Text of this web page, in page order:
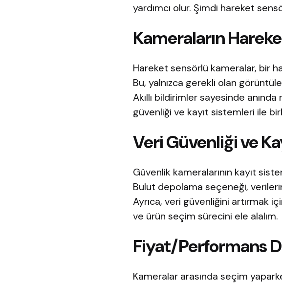
yardımcı olur. Şimdi hareket
Kameraların
Hareket sensörlü kameralar, bir
Bu, yalnızca gerekli olan
Akıllı bildirimler sayesinde
güvenliği ve kayıt sistemleri ile
Veri Güvenliği ve
Güvenlik kameralarının kayıt
Bulut depolama seçeneği,
Ayrıca, veri güvenliğini artırmak
ve ürün seçim sürecini ele alalım.
Fiyat/Performans
Kameralar arasında seçim